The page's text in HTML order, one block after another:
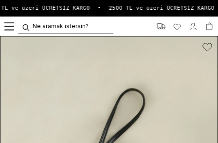
ve üzeri ÜCRETSİZ KARGO 2500 TL ve üzeri ÜCRETSİZ KARGO